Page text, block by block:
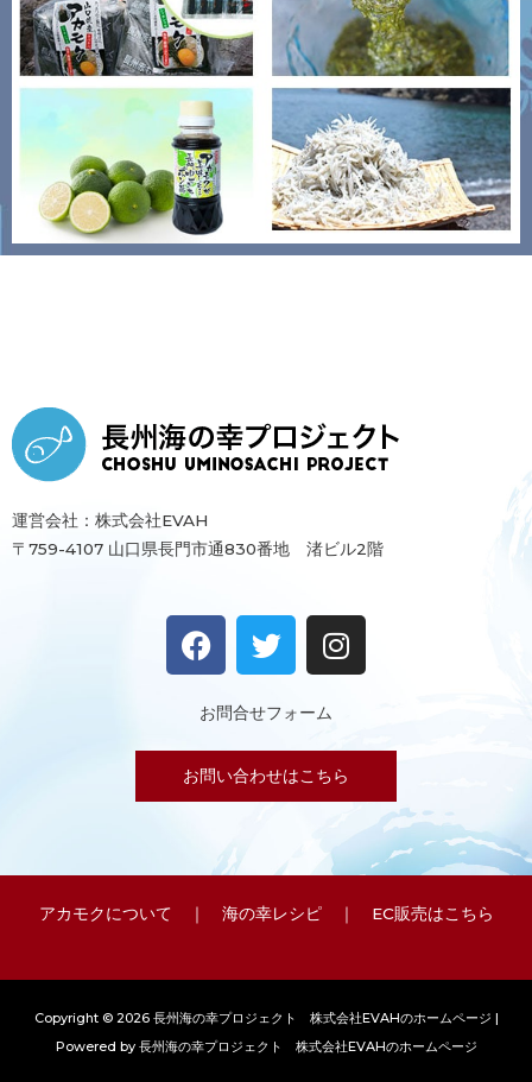
運営会社：株式会社EVAH
〒759-4107 山口県長門市通830番地 渚ビル2階
F
a
e
b
o
o
T
w
t
t
e
r
I
n
a
g
r
a
m
お問合せフォーム
お問い合わせはこちら
アカモクについて ｜ 海の幸レシピ｜ EC販売はこちら
Copyright © 2026 長州海の幸プロジェクト 株式会社EVAHのホームページ |
Powered by 長州海の幸プロジェクト 株式会社EVAHのホームページ